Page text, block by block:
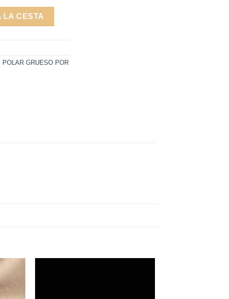
POR ROLLO (23 KILOS) cantidad
LA CESTA
POLAR GRUESO POR